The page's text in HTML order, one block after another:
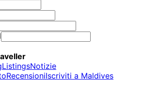
ListingsNotizie
RecensioniIscriviti a Maldives